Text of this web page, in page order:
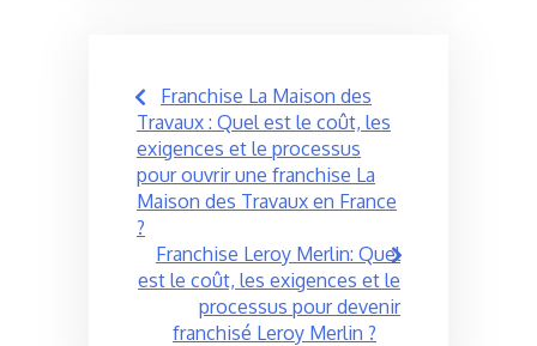
Post
navigation
Franchise La Maison des
Travaux : Quel est le coût, les
exigences et le processus
pour ouvrir une franchise La
Maison des Travaux en France
?
Franchise Leroy Merlin: Quel
est le coût, les exigences et le
processus pour devenir
franchisé Leroy Merlin ?